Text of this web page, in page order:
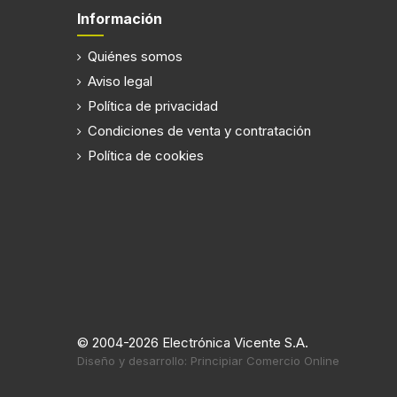
Congelador
Congelador, capacidad neta
Congelador, capacidad bruta
Posición congelada
Capacidad de congelación
Eficiencia energética
Información
Quiénes somos
Aviso legal
Política de privacidad
Condiciones de venta y contratación
Política de cookies
© 2004-2026 Electrónica Vicente S.A.
Diseño y desarrollo: Principiar Comercio Online